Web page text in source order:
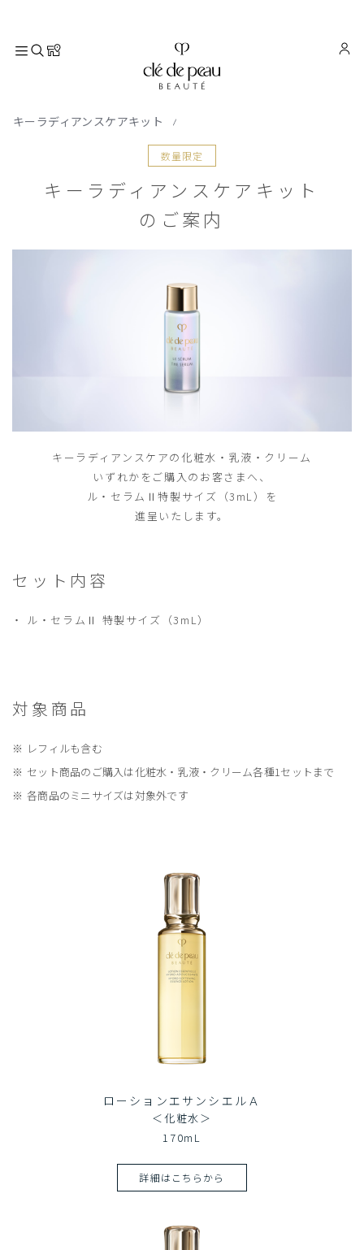
キーラディアンスケアキット
数量限定
キーラディアンスケアキット
のご案内
キーラディアンスケアの化粧水・乳液・クリーム
いずれかをご購入のお客さまへ、
ル・セラムⅡ特製サイズ（3mL）を
進呈いたします。
セット内容
ル・セラムⅡ 特製サイズ（3mL）
対象商品
レフィルも含む
セット商品のご購入は化粧水・乳液・クリーム各種1セットまで
各商品のミニサイズは対象外です
ローションエサンシエルＡ
＜化粧水＞
170mL
詳細はこちらから